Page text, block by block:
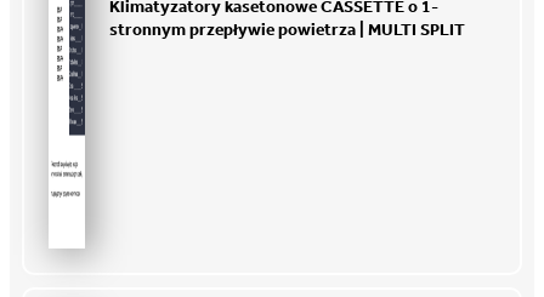
Klimatyzatory kasetonowe CASSETTE o 1-
stronnym przepływie powietrza | MULTI SPLIT